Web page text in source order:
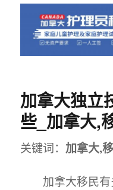
加拿大独立
些_加拿大,
关键词： 加拿大,
加拿大移民有